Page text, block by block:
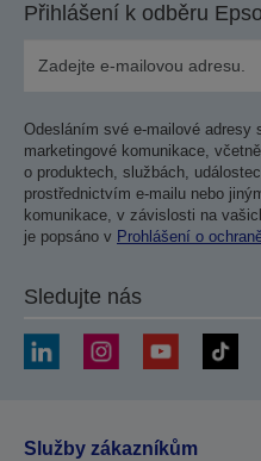
Přihlášení k odběru
Odesláním své e-mailové adresy
marketingové komunikace,
o produktech, službách,
prostřednictvím e-mailu nebo
komunikace, v závislosti na
je popsáno v Prohlášení o
Sledujte nás
Služby zákazníkům